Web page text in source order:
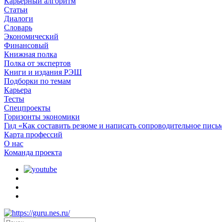
Статьи
Диалоги
Словарь
Экономический
Финансовый
Книжная полка
Полка от экспертов
Книги и издания РЭШ
Подборки по темам
Карьера
Тесты
Спецпроекты
Горизонты экономики
Гид «Как составить резюме и написать сопроводительное
Карта профессий
О наc
Команда проекта